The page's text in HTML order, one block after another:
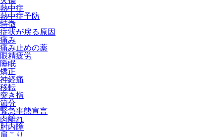
熱中症
熱中症予防
特徴
症状が戻る原因
痛み
痛み止めの薬
眼精疲労
睡眠
矯正
神経痛
移転
突き指
節分
緊急事態宣言
肉離れ
肘内障
肩こり